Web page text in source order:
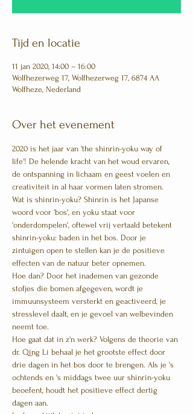
Tijd en locatie
11 jan 2020, 14:00 – 16:00
Wolfhezerweg 17, Wolfhezerweg 17, 6874 AA
Wolfheze, Nederland
Over het evenement
2020 is het jaar van 'the shinrin-yoku way of
life'! De helende kracht van het woud ervaren,
de ontspanning in lichaam en geest voelen en
creativiteit in al haar vormen laten stromen.
Wat is shinrin-yoku? Shinrin is het Japanse
woord voor 'bos', en yoku staat voor
'onderdompelen', oftewel vrij vertaald betekent
shinrin-yoku: baden in het bos. Door je
zintuigen open te stellen kan je de positieve
effecten van de natuur beter opnemen.
Hoe dan? Door het inademen van gezonde
stofjes die bomen afgegeven, wordt je
immuunsysteem versterkt en geactiveerd, je
stresslevel daalt, en je gevoel van welbevinden
neemt toe.
Hoe gaat dat in z'n werk? Volgens de theorie van
dr. Qing Li behaal je het grootste effect door
drie dagen in het bos door te brengen. Als je 's
ochtends en 's middags twee uur shinrin-yoku
beoefent, houdt het positieve effect dertig
dagen aan.